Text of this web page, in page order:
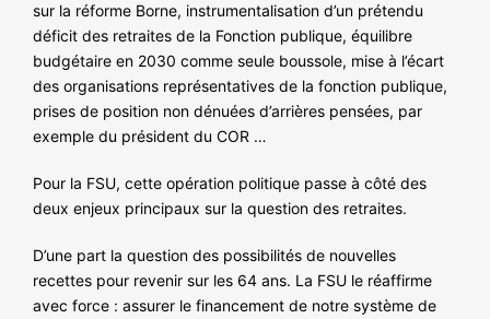
sur la réforme Borne, instrumentalisation d’un prétendu
déficit des retraites de la Fonction publique, équilibre
budgétaire en 2030 comme seule boussole, mise à l’écart
des organisations représentatives de la fonction publique,
prises de position non dénuées d’arrières pensées, par
exemple du président du COR …
Pour la FSU, cette opération politique passe à côté des
deux enjeux principaux sur la question des retraites.
D’une part la question des possibilités de nouvelles
recettes pour revenir sur les 64 ans. La FSU le réaffirme
avec force : assurer le financement de notre système de